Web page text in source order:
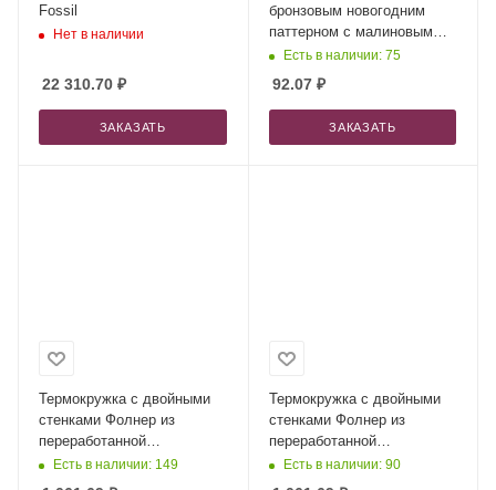
Fossil
Нет в наличии
22 310.70 ₽
ЗАКАЗАТЬ
бронзовым новогодним
паттерном с малиновым
монпансье, 50 г. (Р)
Есть в наличии: 75
92.07₽
ЗАКАЗАТЬ
Термокружка с двойными
стенками Фолнер из
переработанной
нержавеющей стали,
Есть в наличии: 149
Термокружка с двойными
стенками Фолнер из
переработанной
нержавеющей стали,
Есть в наличии: 90